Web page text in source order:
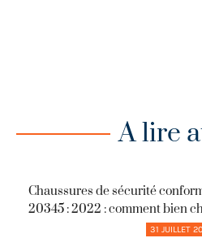
A lire
Chaussures de sécurité
20345 : 2022 : comment bien
31 JUILLET